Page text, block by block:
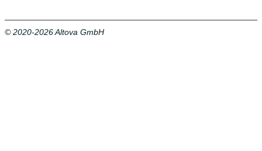
© 2020-2026 Altova GmbH